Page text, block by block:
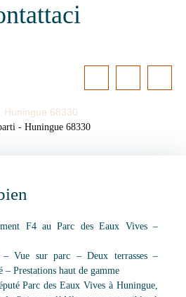
Huningue 68330
- Huningue 68330
F4 au Parc des Eaux Vives –
– Vue sur parc – Deux terrasses –
– Prestations haut de gamme
Parc des Eaux Vives à Huningue,